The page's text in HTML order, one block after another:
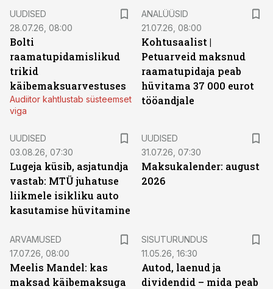
UUDISED
28.07.26, 08:00
Bolti
raamatupidamislikud
trikid
käibemaksuarvestuses
Audiitor kahtlustab süsteemset
viga
ANALÜÜSID
21.07.26, 08:00
Kohtusaalist |
Petuarveid maksnud
raamatupidaja peab
hüvitama 37 000 eurot
tööandjale
UUDISED
03.08.26, 07:30
Lugeja küsib, asjatundja
vastab: MTÜ juhatuse
liikmele isikliku auto
kasutamise hüvitamine
UUDISED
31.07.26, 07:30
Maksukalender: august
2026
ARVAMUSED
17.07.26, 08:00
Meelis Mandel: kas
maksad käibemaksuga
SISUTURUNDUS
11.05.26, 16:30
Autod, laenud ja
dividendid – mida peab